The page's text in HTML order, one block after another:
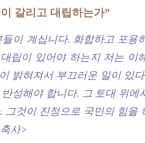
갈리고 대립하는가”
이 계십니다. 화합하고 포용
립이 있어야 하는지 저는 이
밝혀져서 부끄러운 일이 있
성해야 합니다. 그 토대 위
그것이 진정으로 국민의 힘을
사>